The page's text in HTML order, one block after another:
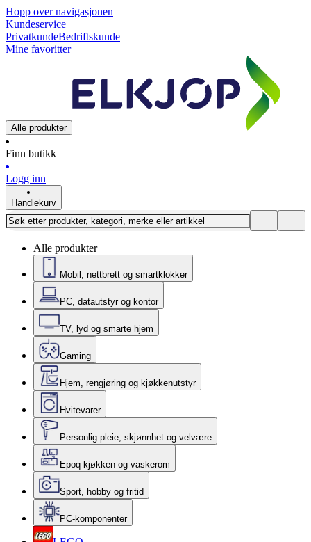
Hopp over navigasjonen
Kundeservice
PrivatkundeBedriftskunde
Mine favoritter
Alle produkter
Finn butikk
Logg inn
Handlekurv
Alle produkter
Mobil, nettbrett og smartklokker
PC, datautstyr og kontor
TV, lyd og smarte hjem
Gaming
Hjem, rengjøring og kjøkkenutstyr
Hvitevarer
Personlig pleie, skjønnhet og velvære
Epoq kjøkken og vaskerom
Sport, hobby og fritid
PC-komponenter